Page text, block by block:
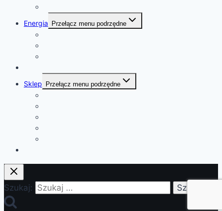
Energia
Przełącz menu podrzędne
Sklep
Przełącz menu podrzędne
Szukaj: